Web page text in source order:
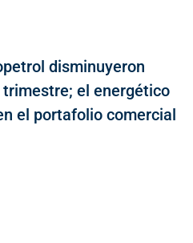
disminuyeron
trimestre; el energético
el portafolio comercial